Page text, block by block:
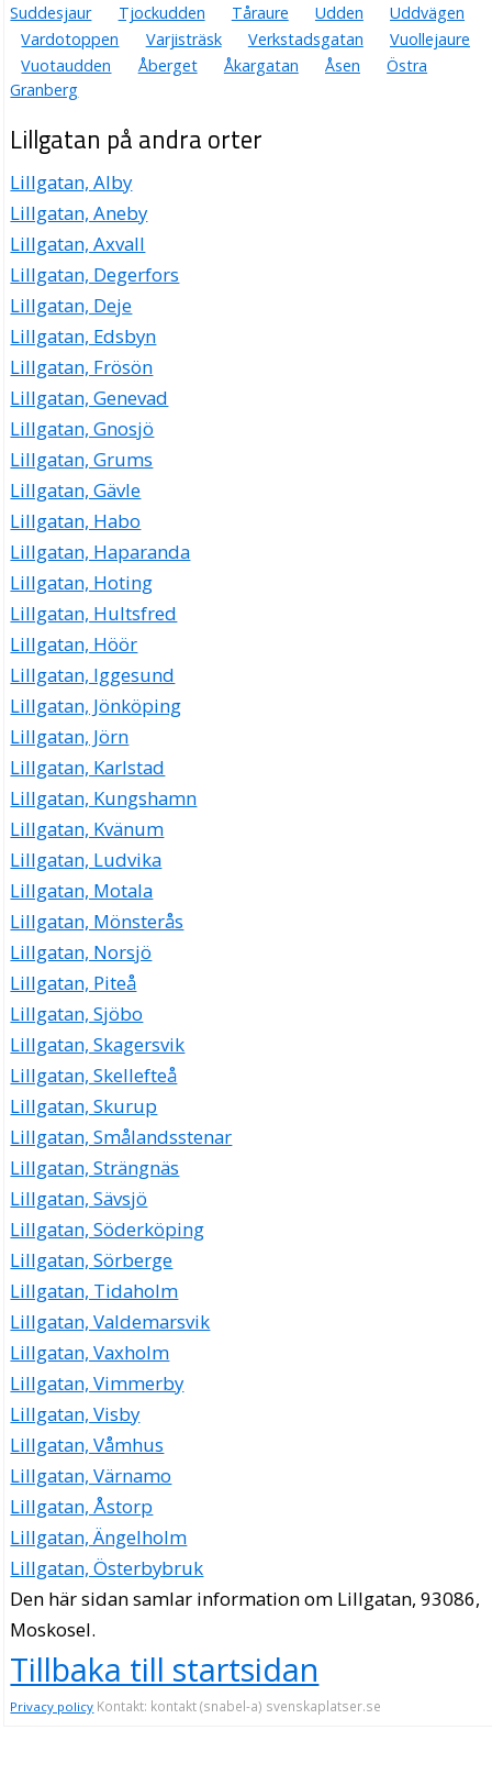
Suddesjaur
Tjockudden Tåraure Udden
Uddvägen
Vardotoppen
Varjisträsk Verkstadsgatan
Vuollejaure
Vuotaudden
Åberget Åkargatan Åsen
Östra
Granberg
Lillgatan på andra orter
Lillgatan, Alby
Lillgatan, Aneby
Lillgatan, Axvall
Lillgatan, Degerfors
Lillgatan, Deje
Lillgatan, Edsbyn
Lillgatan, Frösön
Lillgatan, Genevad
Lillgatan, Gnosjö
Lillgatan, Grums
Lillgatan, Gävle
Lillgatan, Habo
Lillgatan, Haparanda
Lillgatan, Hoting
Lillgatan, Hultsfred
Lillgatan, Höör
Lillgatan, Iggesund
Lillgatan, Jönköping
Lillgatan, Jörn
Lillgatan, Karlstad
Lillgatan, Kungshamn
Lillgatan, Kvänum
Lillgatan, Ludvika
Lillgatan, Motala
Lillgatan, Mönsterås
Lillgatan, Norsjö
Lillgatan, Piteå
Lillgatan, Sjöbo
Lillgatan, Skagersvik
Lillgatan, Skellefteå
Lillgatan, Skurup
Lillgatan, Smålandsstenar
Lillgatan, Strängnäs
Lillgatan, Sävsjö
Lillgatan, Söderköping
Lillgatan, Sörberge
Lillgatan, Tidaholm
Lillgatan, Valdemarsvik
Lillgatan, Vaxholm
Lillgatan, Vimmerby
Lillgatan, Visby
Lillgatan, Våmhus
Lillgatan, Värnamo
Lillgatan, Åstorp
Lillgatan, Ängelholm
Lillgatan, Österbybruk
Den här sidan samlar information om Lillgatan, 93086,
Moskosel.
Tillbaka till startsidan
Privacy policy Kontakt: kontakt (snabel-a) svenskaplatser.se